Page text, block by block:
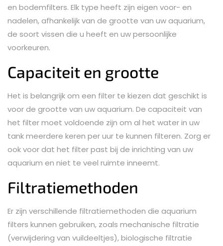
en bodemfilters. Elk type heeft zijn eigen voor- en
nadelen, afhankelijk van de grootte van uw aquarium,
de soort vissen die u heeft en uw persoonlijke
voorkeuren.
Capaciteit en grootte
Het is belangrijk om een filter te kiezen dat geschikt is
voor de grootte van uw aquarium. De capaciteit van
het filter moet voldoende zijn om al het water in uw
tank meerdere keren per uur te kunnen filteren. Zorg er
ook voor dat het filter past bij de inrichting van uw
aquarium en niet te veel ruimte inneemt.
Filtratiemethoden
Er zijn verschillende filtratiemethoden die aquarium
filters kunnen gebruiken, zoals mechanische filtratie
(verwijdering van vuildeeltjes), biologische filtratie